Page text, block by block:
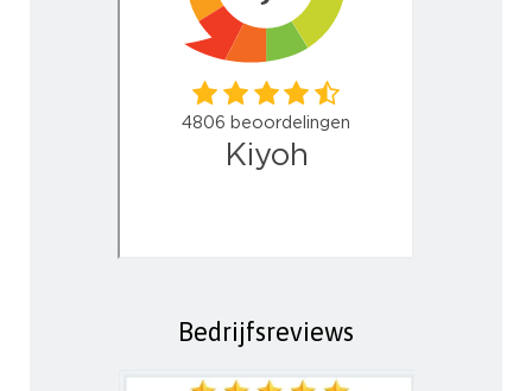
Bedrijfsreviews